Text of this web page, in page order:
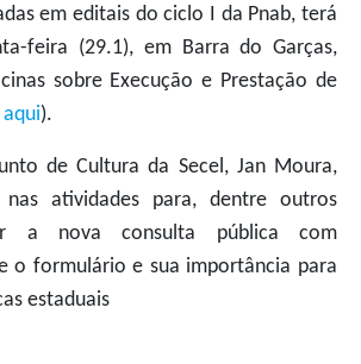
em editais do ciclo I da Pnab, terá
feira (29.1), em Barra do Garças,
sobre Execução e Prestação de
).
de Cultura da Secel, Jan Moura,
nas atividades para, dentre outros
a nova consulta pública com
o formulário e sua importância para
estaduais